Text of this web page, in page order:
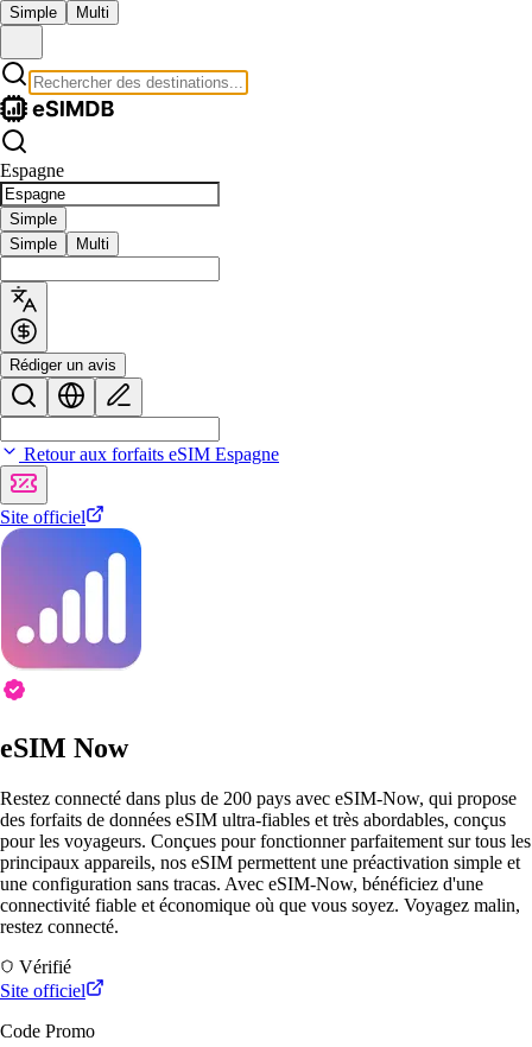
Simple Multi
Espagne
Simple
Simple
Multi
Rédiger un avis
Retour aux forfaits eSIM Espagne
Site officiel
eSIM Now
Restez connecté dans plus de 200 pays avec eSIM-Now, qui propose
des forfaits de données eSIM ultra-fiables et très abordables, conçus
pour les voyageurs. Conçues pour fonctionner parfaitement sur tous les
principaux appareils, nos eSIM permettent une préactivation simple et
une configuration sans tracas. Avec eSIM-Now, bénéficiez d'une
connectivité fiable et économique où que vous soyez. Voyagez malin,
restez connecté.
Vérifié
Site officiel
Code Promo